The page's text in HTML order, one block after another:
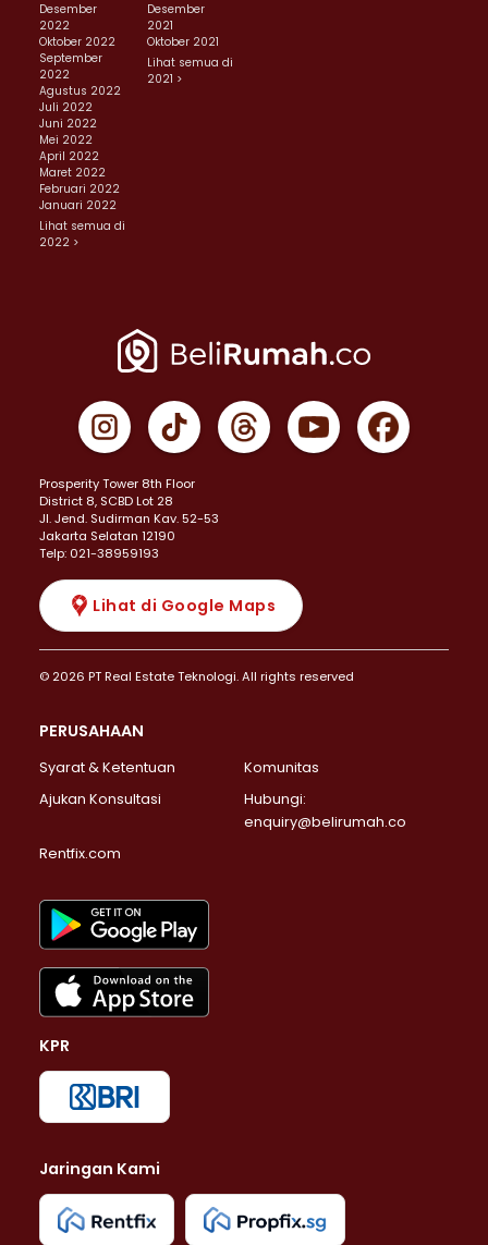
Desember
2022
Oktober 2022
September
2022
Agustus 2022
Juli 2022
Juni 2022
Mei 2022
April 2022
Maret 2022
Februari 2022
Januari 2022
Lihat semua di
2022 >
Desember
2021
Oktober 2021
Lihat semua di
2021 >
Prosperity Tower 8th Floor
District 8, SCBD Lot 28
JI. Jend. Sudirman Kav. 52-53
Jakarta Selatan 12190
Telp: 021-38959193
Lihat di Google Maps
© 2026 PT Real Estate Teknologi. All rights reserved
PERUSAHAAN
Syarat & Ketentuan
Komunitas
Ajukan Konsultasi
Hubungi:
enquiry@belirumah.co
Rentfix.com
KPR
Jaringan Kami